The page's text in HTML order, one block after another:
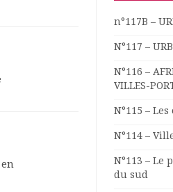
n°117B –
N°117 –
N°116 –
VILLES-
N°115 –
N°114 –
N°113 – Le
du sud